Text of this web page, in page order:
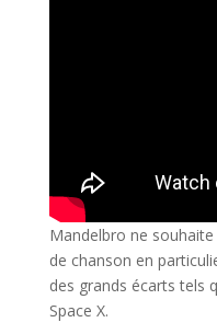
Mandelbro ne
de chanson en
des grands écarts tels
Space X.